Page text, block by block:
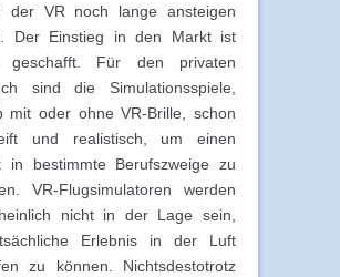
der VR noch lange ansteigen
Der Einstieg in den Markt ist
geschafft. Für den privaten
sind die Simulationsspiele,
mit oder ohne VR-Brille, schon
und realistisch, um einen
in bestimmte Berufszweige zu
VR-Flugsimulatoren werden
nicht in der Lage sein,
Erlebnis in der Luft
zu können. Nichtsdestotrotz